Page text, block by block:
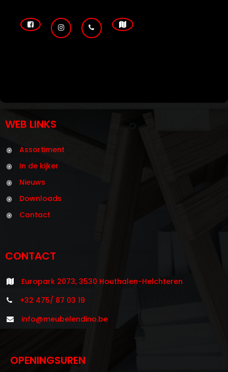
WEB LINKS
Assortiment
In de kijker
Nieuws
Downloads
Contact
CONTACT
Europark 2073, 3530 Houthalen-Helchteren
+32 475/ 87 03 19
info@meubelendino.be
OPENINGSUREN